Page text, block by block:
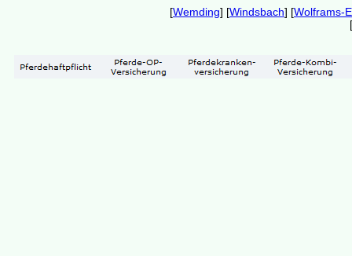
[Wemding] [Windsbach] [Wolframs-